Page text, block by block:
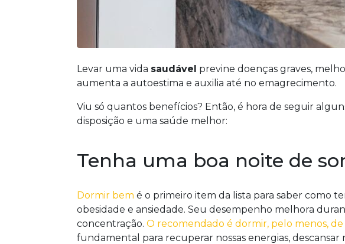
Levar uma vida saudável previne doenças graves,
aumenta a autoestima e auxilia até no emagrecimento.
Viu só quantos benefícios? Então, é hora de seguir
disposição e uma saúde melhor:
Tenha uma boa noite de
Dormir bem é o primeiro item da lista para saber como
obesidade e ansiedade. Seu desempenho melhora
concentração. O recomendado é dormir, pelo menos, de
fundamental para recuperar nossas energias, descansar